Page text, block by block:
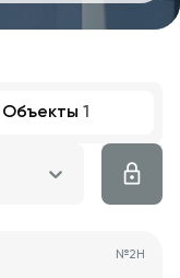
Объекты 1
№2Н